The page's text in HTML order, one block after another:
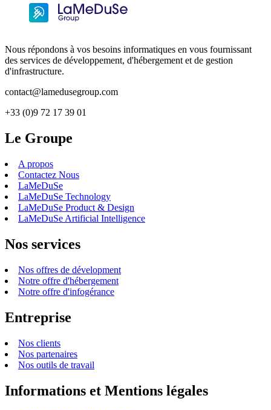
Nous répondons à vos besoins informatiques en vous fournissant
des services de développement, d'hébergement et de gestion
d'infrastructure.
contact@lamedusegroup.com
+33 (0)9 72 17 39 01
Le Groupe
A propos
Contactez Nous
LaMeDuSe
LaMeDuSe Technology
LaMeDuSe Product & Design
LaMeDuSe Artificial Intelligence
Nos services
Nos offres de dévelopment
Notre offre d'hébergement
Notre offre d'infogérance
Entreprise
Nos clients
Nos partenaires
Nos outils de travail
Informations et Mentions légales